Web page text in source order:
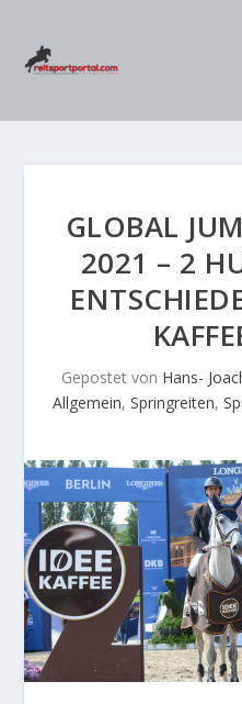
GLOBAL
2021 – 2
Gepostet von Hans-
Allgemein, Springreiten,